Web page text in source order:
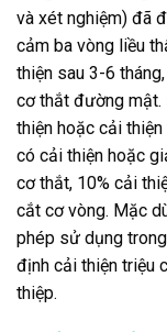
và xét nghiệm) đã
cảm ba vòng liều
thiện sau 3-6
cơ thắt đường mật.
thiện hoặc cải
có cải thiện hoặc
cơ thắt, 10% cải
cắt cơ vòng. Mặc
phép sử dụng
định cải thiện triệu
thiệp.